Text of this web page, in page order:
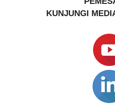
KUNJUNGI